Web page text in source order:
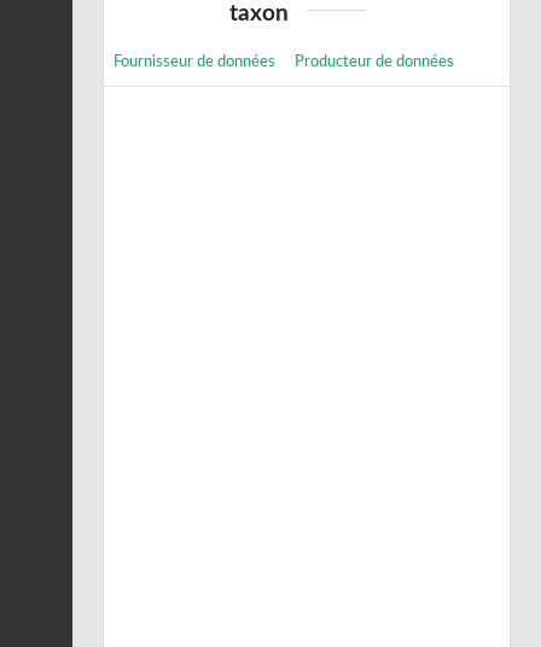
taxon
Fournisseur de données Producteur de données